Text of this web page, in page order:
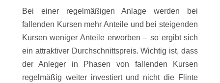
Bei einer regelmäßigen Anlage werden bei
fallenden Kursen mehr Anteile und bei steigenden
Kursen weniger Anteile erworben – so ergibt sich
ein attraktiver Durchschnittspreis. Wichtig ist, dass
der Anleger in Phasen von fallenden Kursen
regelmäßig weiter investiert und nicht die Flinte